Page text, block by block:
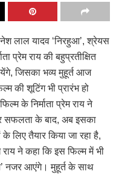
लाल यादव ‘निरहुआ’, श्रेयस
प्रेम राय की बहुप्रतीक्षित
जिसका भव्य मुहूर्त आज
की शूटिंग भी प्रारंभ हो
के निर्माता प्रेम राय ने
सफलता के बाद, अब इसका
के लिए तैयार किया जा रहा है,
ने कहा कि इस फिल्म में भी
नजर आएंगे। मुहूर्त के साथ